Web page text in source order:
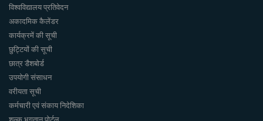
विश्वविद्यालय प्रतिवेदन
अकादमिक कैलेंडर
कार्यक्रमें की सूची
छुट्टियों की सूची
छात्र डैशबोर्ड
उपयोगी संसाधन
वरीयता सूची
कर्मचारी एवं संकाय निदेशिका